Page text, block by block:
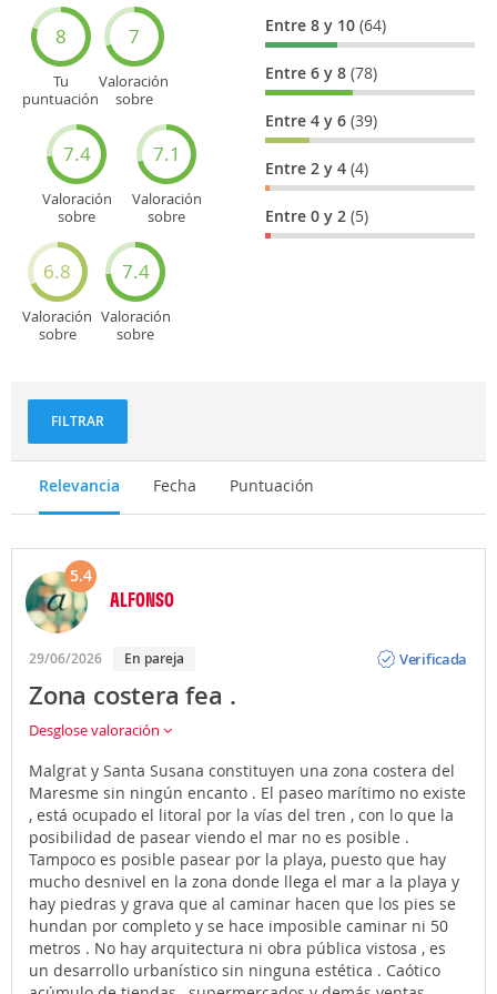
8
Tu
puntuación
7
Valoración
sobre
7.4
Valoración
sobre
7.1
Valoración
sobre
turísticos
6.8
Valoración
sobre
7.4
Valoración
sobre
Entre 8 y 10(64)
Entre 6 y 8(78)
Entre 4 y 6(39)
Entre 2 y 4(4)
Entre 0 y 2(5)
FILTRAR
Relevancia Fecha Puntuación
5.4
ALFONSO
29/06/2026 En pareja
Verificada
Zona costera fea .
Desglose valoración
Malgrat y Santa Susana constituyen una zona costera del
Maresme sin ningún encanto . El paseo marítimo no existe
, está ocupado el litoral por la vías del tren , con lo que la
posibilidad de pasear viendo el mar no es posible .
Tampoco es posible pasear por la playa, puesto que hay
mucho desnivel en la zona donde llega el mar a la playa y
hay piedras y grava que al caminar hacen que los pies se
hundan por completo y se hace imposible caminar ni 50
metros . No hay arquitectura ni obra pública vistosa , es
un desarrollo urbanístico sin ninguna estética . Caótico